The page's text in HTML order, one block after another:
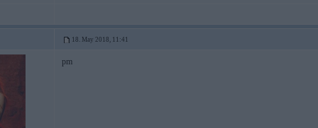
18. May 2018, 11:41
pm